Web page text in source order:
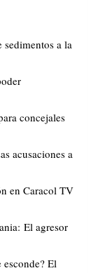
a la
concejales
acusaciones a
en Caracol TV
El agresor
El